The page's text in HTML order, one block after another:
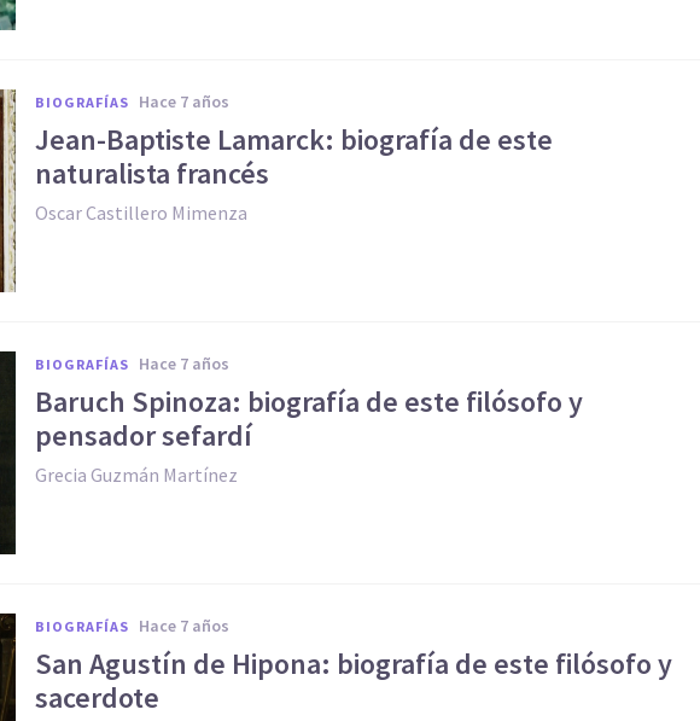
BIOGRAFÍAS hace 7 años
Jean-Baptiste Lamarck: biografía de este
naturalista francés
Oscar Castillero Mimenza
BIOGRAFÍAS hace 7 años
Baruch Spinoza: biografía de este filósofo y
pensador sefardí
Grecia Guzmán Martínez
BIOGRAFÍAS hace 7 años
San Agustín de Hipona: biografía de este filósofo y
sacerdote